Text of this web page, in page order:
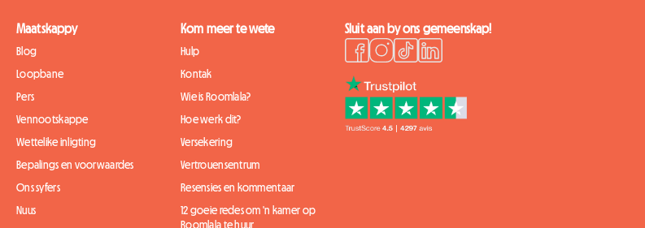
Maatskappy
Blog
Loopbane
Pers
Vennootskappe
Wettelike inligting
Bepalings en voorwaardes
Ons syfers
Nuus
Kom meer te wete
Hulp
Kontak
Wie is Roomlala?
Hoe werk dit?
Versekering
Vertrouensentrum
Resensies en kommentaar
12 goeie redes om 'n kamer op
Roomlala te huur
Sluit aan by ons gemeenskap!